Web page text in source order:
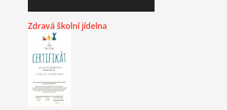
Zdravá školní jídelna